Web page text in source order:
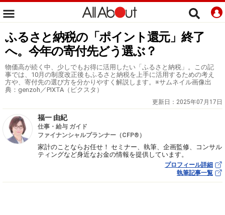
ふるさと納税の「ポイント還元」終了
へ。今年の寄付先どう選ぶ？
物価高が続く中、少しでもお得に活用したい「ふるさと納税」。この記
事では、10月の制度改正後もふるさと納税を上手に活用するための考え
方や、寄付先の選び方を分かりやすく解説します。※サムネイル画像出
典：genzoh／PIXTA（ピクスタ）
更新日： 2025年07月17日
福一 由紀
仕事・給与 ガイド
ファイナンシャルプランナー（CFP®）
家計のことならお任せ！ セミナー、執筆、企画監修、コンサル
ティングなど身近なお金の情報を提供しています。
プロフィール詳細
執筆記事一覧